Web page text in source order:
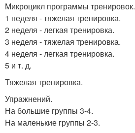
Микроцикл программы тренировок.
1 неделя - тяжелая тренировка.
2 неделя - легкая тренировка.
3 неделя - тяжелая тренировка.
4 неделя - легкая тренировка.
5 и т. д.
Тяжелая тренировка.
Упражнений.
На большие группы 3-4.
На маленькие группы 2-3.